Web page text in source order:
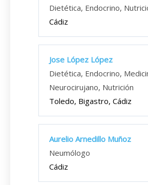
Dietética, Endocrino,
Cádiz
Jose López López
Dietética, Endocrino,
Neurocirujano, Nutrición
Toledo, Bigastro, Cádiz
Aurelio Arnedillo Muñoz
Neumólogo
Cádiz